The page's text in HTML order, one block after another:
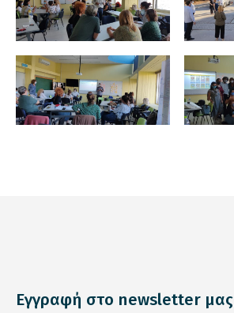
Εγγραφή στο newsletter μας